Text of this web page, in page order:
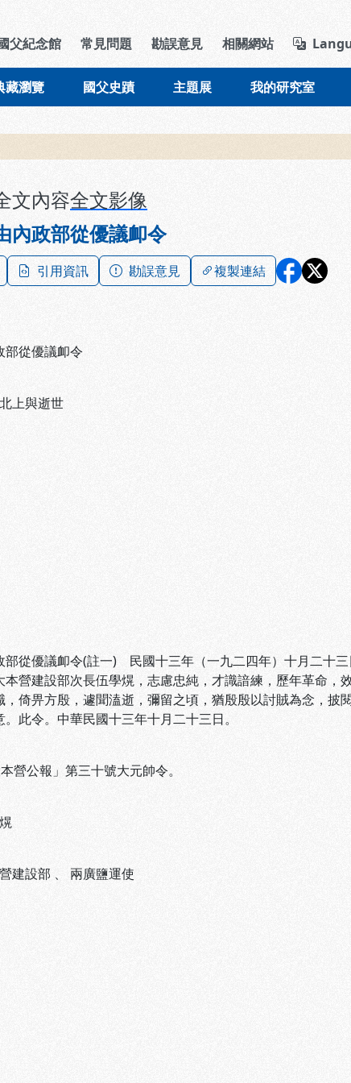
導覽列區塊
父紀念館 常見問題 勘誤意見 相關網站
藏瀏覽 國父史蹟 主題展 我的研究室
文內容全文影像
內政部從優議卹令
引用資訊 勘誤意見 複製連結
部從優議卹令
北上與逝世
部從優議卹令(註一) 民國十三年（一九二四年）十月二十三
本營建設部次長伍學熀，志慮忠純，才識諳練，歷年革命
，倚畀方殷，遽聞溘逝，彌留之頃，猶殷殷以討賊為念，
此令。中華民國十三年十月二十三日。
公報」第三十號大元帥令。
建設部 、 兩廣鹽運使